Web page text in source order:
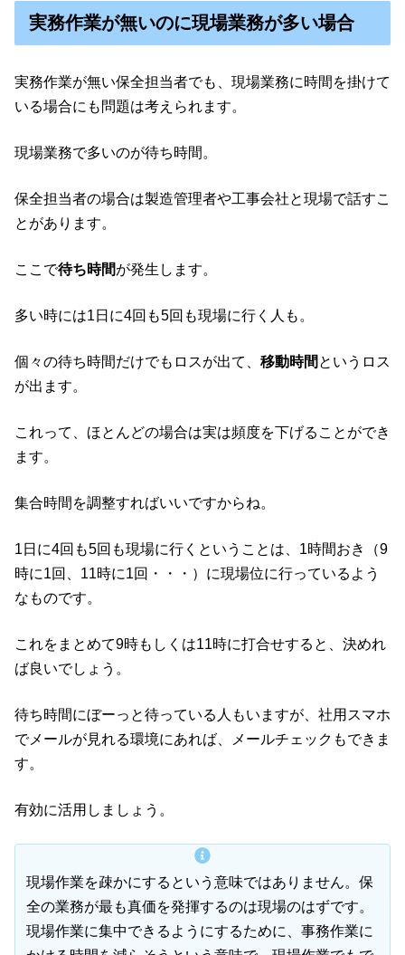
実務作業が無いのに現場業務が多い場合
実務作業が無い保全担当者でも、現場業務に時間を掛けて
いる場合にも問題は考えられます。
現場業務で多いのが待ち時間。
保全担当者の場合は製造管理者や工事会社と現場で話すこ
とがあります。
ここで待ち時間が発生します。
多い時には1日に4回も5回も現場に行く人も。
個々の待ち時間だけでもロスが出て、 移動時間 というロス
が出ます。
これって、ほとんどの場合は実は頻度を下げることができ
ます。
集合時間を調整すればいいですからね。
1日に4回も5回も現場に行くということは、1時間おき（9
時に1回、11時に1回・・・）に現場位に行っているよう
なものです。
これをまとめて9時もしくは11時に打合せすると、決めれ
ば良いでしょう。
待ち時間にぼーっと待っている人もいますが、社用スマホ
でメールが見れる環境にあれば、メールチェックもできま
す。
有効に活用しましょう。
現場作業を疎かにするという意味ではありません。保
全の業務が最も真価を発揮するのは現場のはずです。
現場作業に集中できるようにするために、事務作業に